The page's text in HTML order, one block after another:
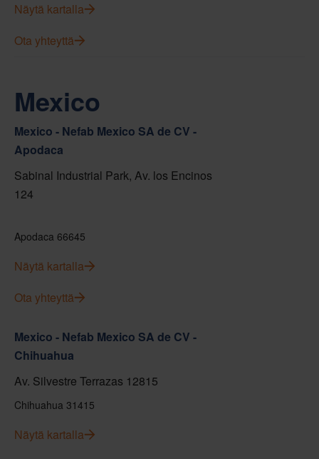
Näytä kartalla
Ota yhteyttä
Mexico
Mexico - Nefab Mexico SA de CV -
Apodaca
Sabinal Industrial Park, Av. los Encinos
124
Apodaca 66645
Näytä kartalla
Ota yhteyttä
Mexico - Nefab Mexico SA de CV -
Chihuahua
Av. Silvestre Terrazas 12815
Chihuahua 31415
Näytä kartalla